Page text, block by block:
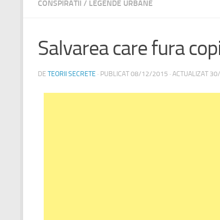
CONSPIRATII / LEGENDE URBANE
Salvarea care fura
DE TEORII SECRETE · PUBLICAT08/12/2015 · ACTUALIZAT